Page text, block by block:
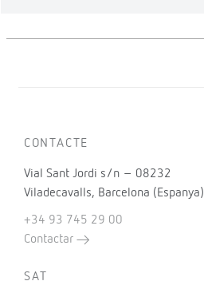
CONTACTE
Vial Sant Jordi s/n – 08232
Viladecavalls, Barcelona (Espanya)
+34 93 745 29 00
Contactar
SAT